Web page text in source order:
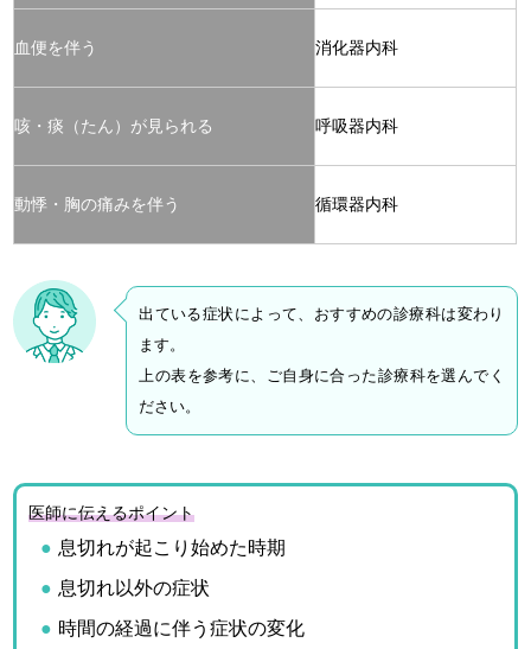
血便を伴う 消化器内科
咳・痰（たん）が見られる 呼吸器内科
動悸・胸の痛みを伴う 循環器内科
出ている症状によって、おすすめの診療科は変わり
ます。
上の表を参考に、ご自身に合った診療科を選んでく
ださい。
医師に伝えるポイント
息切れが起こり始めた時期
息切れ以外の症状
時間の経過に伴う症状の変化